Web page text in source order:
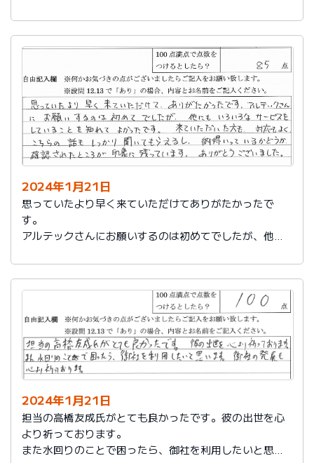
2024年1月21日
思っていたより早く来ていただけてありがたかったで
す。
アルテックさんにお願いするのは初めてでしたが、他に
です。
来ていただいた方も対応もよく、こちらの話をしっかり
聞いてもらえるし、納得いっているかどうか確認された
ところが印象に残っています。ありがとうございまし
2024年1月21日
担当の高橋友成氏がとても良かったです。彼の出世を心
より祈っております。
また水回りのことで困ったら、御社を利用したいと思い